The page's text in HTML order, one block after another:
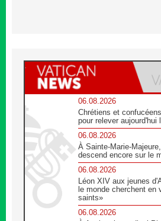
06.08.2026
Chrétiens et
pour relever aujourd'hui
06.08.2026
À Sainte-Marie-
descend encore sur le
06.08.2026
Léon XIV aux jeunes
le monde cherchent en
saints»
06.08.2026